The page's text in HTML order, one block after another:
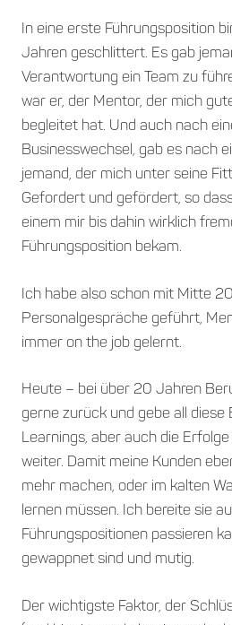
In eine erste Führungsposition
Jahren geschlittert. Es gab
Verantwortung ein Team zu
war er, der Mentor, der mich
begleitet hat. Und auch nach
Businesswechsel, gab es nach
jemand, der mich unter seine
Gefordert und gefördert, so
einem mir bis dahin wirklich
Führungsposition bekam.
Ich habe also schon mit Mitte
Personalgespräche geführt,
immer on the job gelernt.
Heute – bei über 20 Jahren
gerne zurück und gebe all diese
Learnings, aber auch die
weiter. Damit meine Kunden
mehr machen, oder im kalten
lernen müssen. Ich bereite sie
Führungspositionen passieren
gewappnet sind und mutig.
Der wichtigste Faktor, der